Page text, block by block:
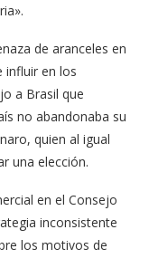
de aranceles en
influir en los
a Brasil que
no abandonaba su
quien al igual
una elección.
en el Consejo
inconsistente
los motivos de